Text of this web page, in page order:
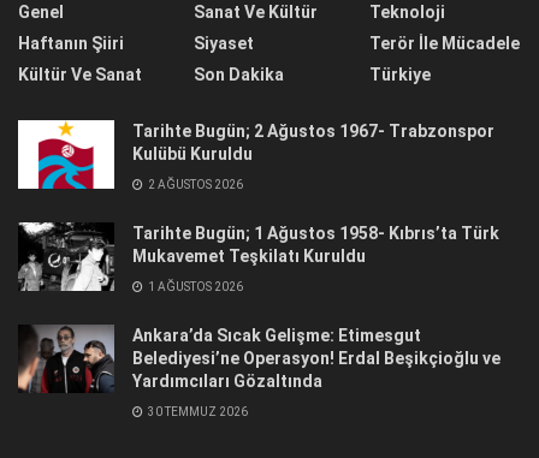
Genel
Haftanın Şiiri
Kültür Ve Sanat
Sanat Ve Kültür
Siyaset
Son Dakika
Teknoloji
Terör İle Mücadele
Türkiye
Tarihte Bugün; 2 Ağustos 1967- Trabzonspor
Kulübü Kuruldu
2 AĞUSTOS 2026
Tarihte Bugün; 1 Ağustos 1958- Kıbrıs’ta Türk
Mukavemet Teşkilatı Kuruldu
1 AĞUSTOS 2026
Ankara’da Sıcak Gelişme: Etimesgut
Belediyesi’ne Operasyon! Erdal Beşikçioğlu ve
Yardımcıları Gözaltında
30 TEMMUZ 2026